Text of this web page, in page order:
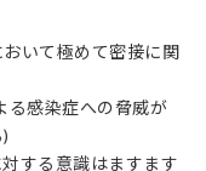
いて極めて密接に関
る感染症への脅威が
する意識はますます